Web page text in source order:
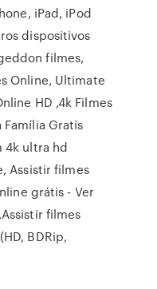
iPad, iPod
dispositivos
filmes,
Online, Ultimate
HD ,4k Filmes
Família Gratis
4k ultra hd
Assistir filmes
grátis - Ver
filmes
BDRip,